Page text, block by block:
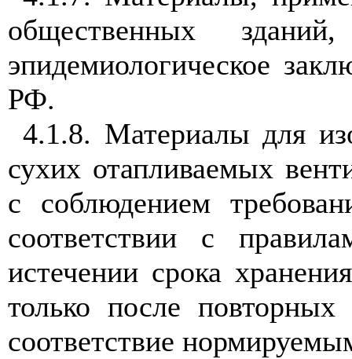
общественных
эпидемиологическое
РФ.
4.1.8. Материалы для
сухих отапливаемых
с соблюдением
соответствии с
истечении срока
только после
соответствие